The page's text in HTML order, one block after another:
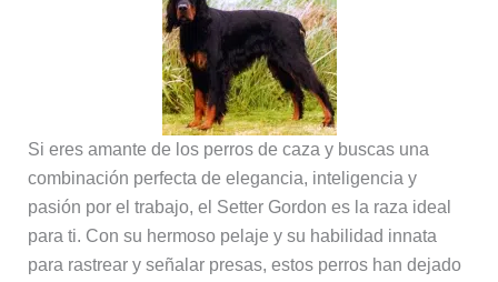
Si eres amante de los perros de caza y buscas una
combinación perfecta de elegancia, inteligencia y
pasión por el trabajo, el Setter Gordon es la raza ideal
para ti. Con su hermoso pelaje y su habilidad innata
para rastrear y señalar presas, estos perros han dejado